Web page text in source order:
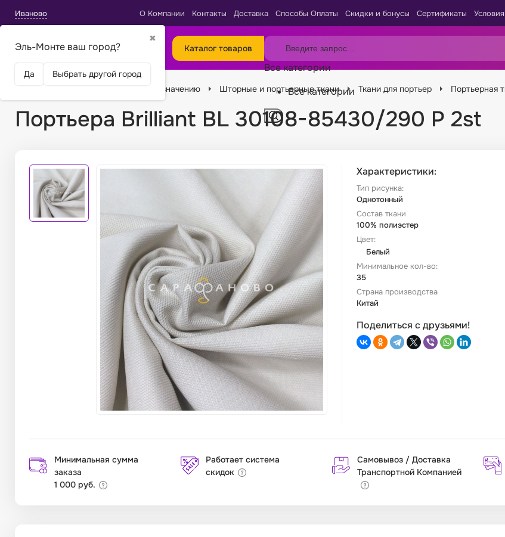
Иваново
✖
Эль-Монте ваш город?
Да Выбрать другой город
О Компании Контакты Доставка Способы Оплаты Скидки и бонусы Сертификаты
Каталог товаров
Все категории
Все категории
Подбор по назначению Шторные и портьерные ткани Ткани для портьер Портьерная
Портьера Brilliant BL 30108-85430/290 P 2st
Характеристики:
Тип рисунка:
Однотонный
Состав ткани
100% полиэстер
Цвет:
Белый
Минимальное кол-во:
35
Страна производства
Китай
Поделиться с друзьями!
Минимальная сумма
заказа
1 000 руб.
Работает система
скидок
Самовывоз / Доставка
Транспортной Компанией